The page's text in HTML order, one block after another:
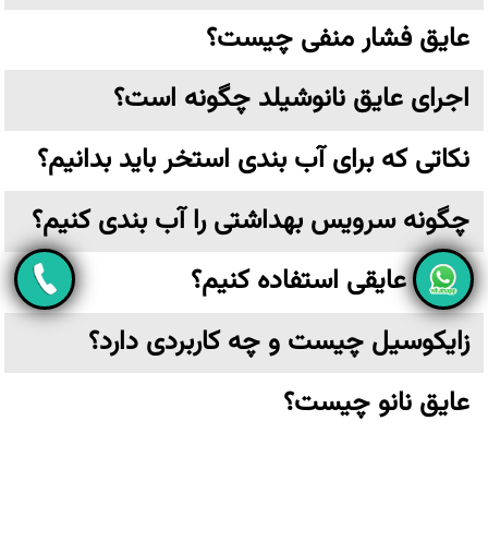
عایق فشار منفی چیست؟
اجرای عایق نانوشیلد چگونه است؟
نکاتی که برای آب بندی استخر باید بدانیم؟
چگونه سرویس بهداشتی را آب بندی کنیم؟
از چه عایقی استفاده کنیم؟
زایکوسیل چیست و چه کاربردی دارد؟
عایق نانو چیست؟